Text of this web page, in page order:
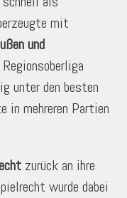
mit
und
unter den besten
in mehreren Partien
zurück an ihre
wurde dabei